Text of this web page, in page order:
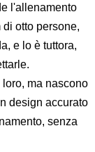
l'allenamento
otto persone,
e lo è tuttora,
ma nascono
design accurato
senza